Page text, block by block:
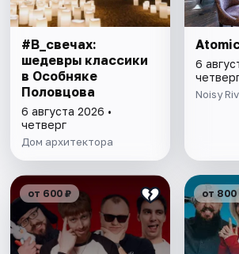
#В_свечах:
шедевры классики
в Особняке
Половцова
6 августа 2026 •
четверг
Дом архитектора
6
Noisy
от 600 ₽ от 800